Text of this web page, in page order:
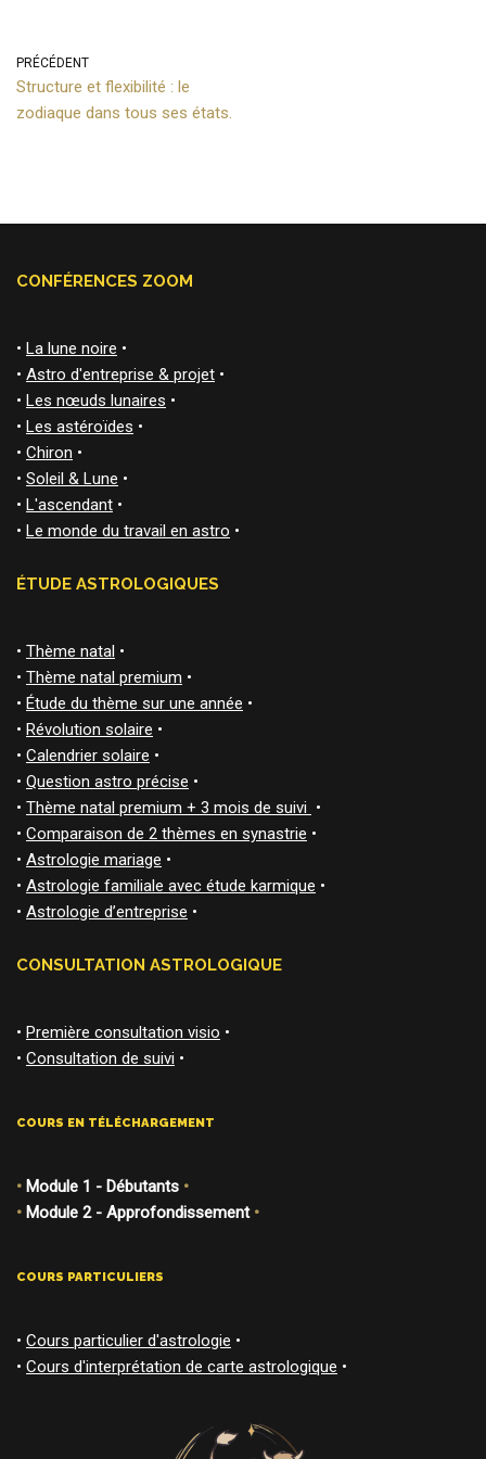
PRÉCÉDENT
Structure et flexibilité : le
zodiaque dans tous ses états.
CONFÉRENCES ZOOM
• La lune noire •
• Astro d'entreprise & projet •
• Les nœuds lunaires •
• Les astéroïdes •
• Chiron •
• Soleil & Lune •
• L'ascendant •
• Le monde du travail en astro •
ÉTUDE ASTROLOGIQUES
• Thème natal •
• Thème natal premium •
• Étude du thème sur une année •
• Révolution solaire •
• Calendrier solaire •
• Question astro précise •
• Thème natal premium + 3 mois de suivi •
• Comparaison de 2 thèmes en synastrie •
• Astrologie mariage •
• Astrologie familiale avec étude karmique •
• Astrologie d’entreprise •
CONSULTATION ASTROLOGIQUE
• Première consultation visio •
• Consultation de suivi •
COURS EN TÉLÉCHARGEMENT
• Module 1 - Débutants •
• Module 2 - Approfondissement•
COURS PARTICULIERS
• Cours particulier d'astrologie •
• Cours d'interprétation de carte astrologique •